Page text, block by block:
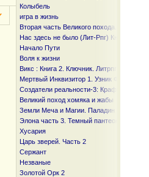
Колыбель
игра в жизнь
Вторая часть Великого похода. От
Нас здесь не было (Лит-Рпг) Книга I и I I
Начало Пути
Воля к жизни
Викс : Книга 2. Ключник. Литрпг
Мертвый Инквизитор 1. Узник Фанмира
Создатели реальности-3: Крафтер
Великий поход хомяка и жабы
Земли Меча и Магии. Паладин
Элона часть 3. Темный пантеон
Хусария
Царь зверей. Часть 2
Сержант
Незваные
Золотой Орк 2